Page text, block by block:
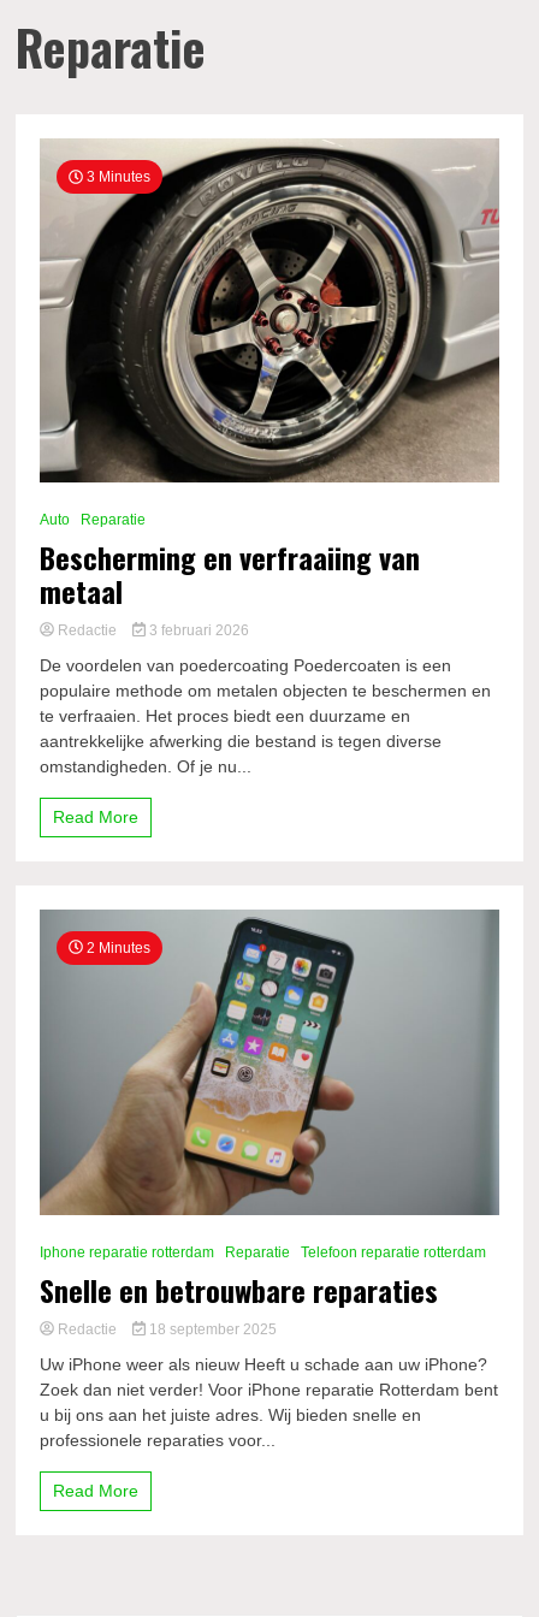
Reparatie
3 Minutes
Auto Reparatie
Bescherming en verfraaiing van
metaal
Redactie 3 februari 2026
De voordelen van poedercoating Poedercoaten is een
populaire methode om metalen objecten te beschermen en
te verfraaien. Het proces biedt een duurzame en
aantrekkelijke afwerking die bestand is tegen diverse
omstandigheden. Of je nu...
Read More
2 Minutes
Iphone reparatie rotterdam Reparatie Telefoon reparatie rotterdam
Snelle en betrouwbare reparaties
Redactie 18 september 2025
Uw iPhone weer als nieuw Heeft u schade aan uw iPhone?
Zoek dan niet verder! Voor iPhone reparatie Rotterdam bent
u bij ons aan het juiste adres. Wij bieden snelle en
professionele reparaties voor...
Read More